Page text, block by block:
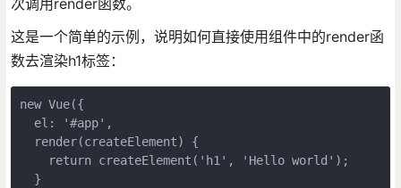
次调用render函数。
这是一个简单的示例，说明如何直接使用组件中的render函
数去渲染h1标签：
new Vue({
  el: '#app',
  render(createElement) {
    return createElement('h1', 'Hello world');
  }